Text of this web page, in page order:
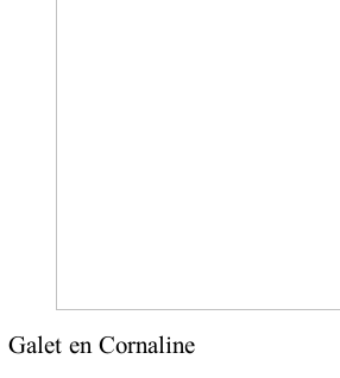
Galet en Cornaline